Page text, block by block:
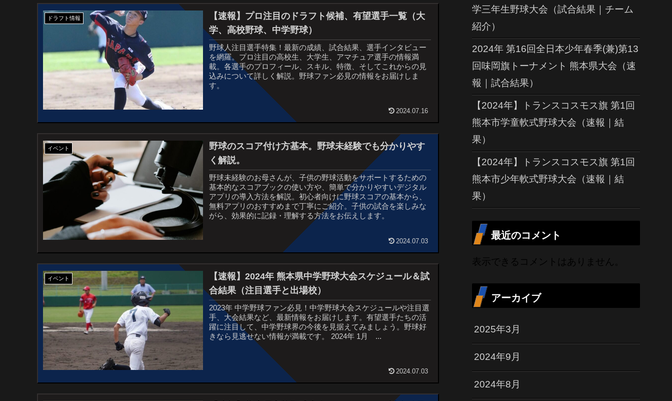
ドラフト情報
【速報】プロ注目のドラフト候補、有望選手一覧（大
学、高校野球、中学野球）
野球人注目選手特集！最新の成績、試合結果、選手インタビュー
を網羅。プロ注目の高校生、大学生、アマチュア選手の情報満
載。各選手のプロフィール、スキル、特徴、そしてこれからの見
込みについて詳しく解説。野球ファン必見の情報をお届けしま
す。
2024.07.16
イベント
野球のスコア付け方基本。野球未経験でも分かりやす
く解説。
野球未経験のお母さんが、子供の野球活動をサポートするための
基本的なスコアブックの使い方や、簡単で分かりやすいデジタル
アプリの導入方法を解説。初心者向けに野球スコアの基本から、
無料アプリのおすすめまで丁寧にご紹介。子供の試合を楽しみな
がら、効果的に記録・理解する方法をお伝えします。
2024.07.03
イベント
【速報】2024年 熊本県中学野球大会スケジュール＆試
合結果（注目選手と出場校）
2023年 中学野球ファン必見！中学野球大会スケジュールや注目選
手、大会結果など、最新情報をお届けします。有望選手たちの活
躍に注目して、中学野球界の今後を見据えてみましょう。野球好
きなら見逃せない情報が満載です。 2024年 1月 ...
2024.07.03
学三年生野球大会（試合結果｜チーム
紹介）
2024年 第16回全日本少年春季(兼)第13
回味岡旗トーナメント 熊本県大会（速
報｜試合結果）
【2024年】トランスコスモス旗 第1回
熊本市学童軟式野球大会（速報｜結
果）
【2024年】トランスコスモス旗 第1回
熊本市少年軟式野球大会（速報｜結
果）
最近のコメント
表示できるコメントはありません。
アーカイブ
2025年3月
2024年9月
2024年8月